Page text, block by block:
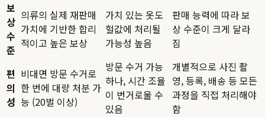
보
상
수
준
의류의 실제 재판매
가치에 기반한 합리
적이고 높은 보상
가치 있는 옷도
헐값에 처리될
가능성 높음
판매 능력에 따라 보
상 수준이 크게 달라
짐
편
의
성
비대면 방문 수거로
한 번에 대량 처분 가
능 (20벌 이상)
방문 수거 가능
하나, 시간 조율
이 번거로울 수
있음
개별적으로 사진 촬
영, 등록, 배송 등 모든
과정을 직접 처리해야
함